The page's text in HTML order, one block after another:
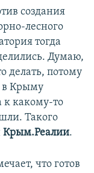
создания
лесного
тогда
Думаю,
делать, потому
в Крыму
к какому-то
Такого
Крым.Реалии.
что готов